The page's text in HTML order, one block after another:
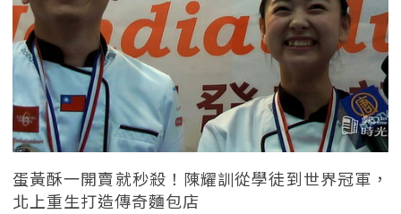
蛋黃酥一開賣就秒殺！陳耀訓從學徒到世界冠軍，
北上重生打造傳奇麵包店